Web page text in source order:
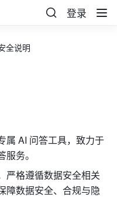
登录
全说明
属 AI 问答工具，致力于
务。
严格遵循数据安全相关
障数据安全、合规与隐